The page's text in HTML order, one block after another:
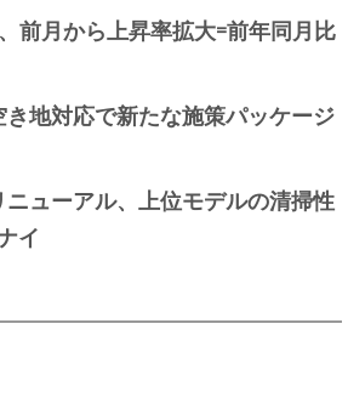
前月から上昇率拡大=前年同月比
地対応で新たな施策パッケージ
ニューアル、上位モデルの清掃性
イ